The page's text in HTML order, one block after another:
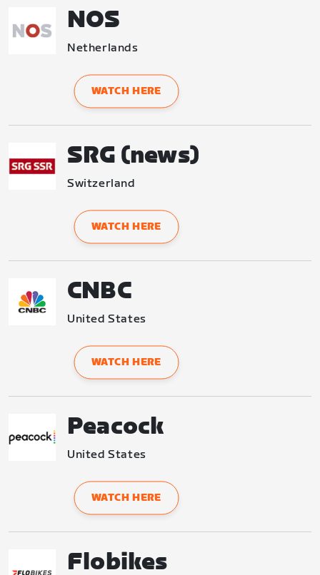
NOS
Netherlands
WATCH HERE
SRG (news)
Switzerland
WATCH HERE
CNBC
United States
WATCH HERE
Peacock
United States
WATCH HERE
Flobikes